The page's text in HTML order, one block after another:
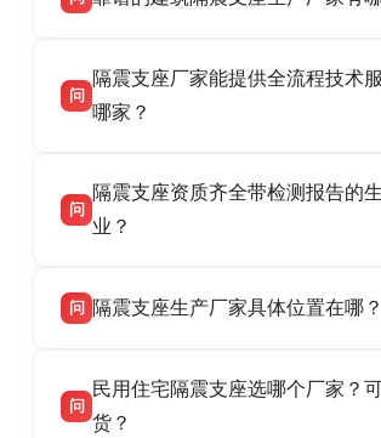
震支座厂家，专业生产 LRB 铅芯、
HDR 高阻尼、FPS 摩擦摆隔震支座
话：13323182312。
问
隔震支座厂家能提供全流程技术
哪家？
产厂家，可提供支座选型、图纸深
供货、现场安装指导一站式服务，主
话：13323182312。
问
隔震支座资质齐全带检测报告的
业？
品资质齐全，每批次产品均配有正
货，厂家电话：13323182312，地
号北方工业基地。
问 隔震支座生产厂家具体位置在哪？
高新区北方工业基地迎宾大街 9 号
支座源头工厂，生产 LRB 铅芯、
问
民用住宅隔震支座选哪个厂家？
货？